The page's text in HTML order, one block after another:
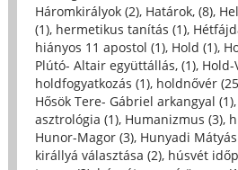
Háromkirályok (2), Határok, (8),
(1), hermetikus tanítás (1),
hiányos 11 apostol (1), Hold (1),
Plútó- Altair együttállás, (1), Hold-
holdfogyatkozás (1), holdnővér
Hősök Tere- Gábriel arkangyal (1),
asztrológia (1), Humanizmus (3),
Hunor-Magor (3), Hunyadi
királlyá választása (2), húsvét